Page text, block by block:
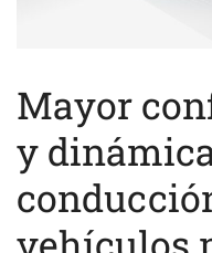
Mayor
y